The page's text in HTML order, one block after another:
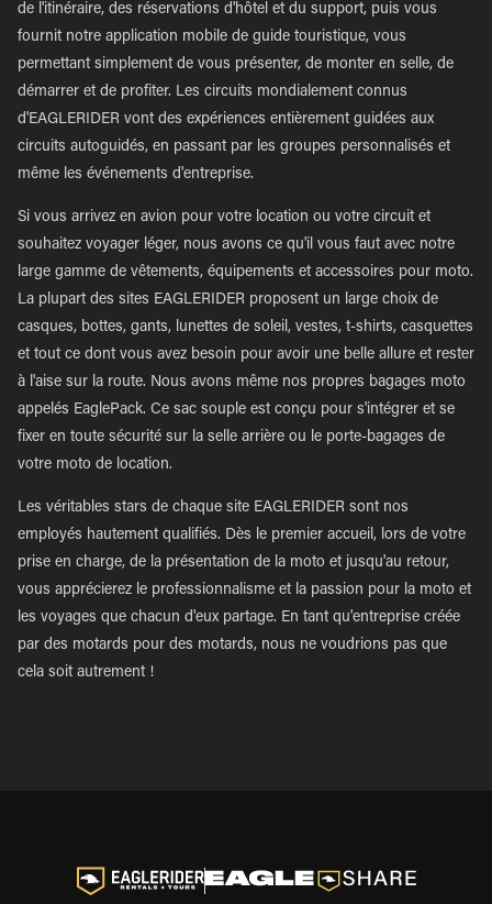
de l'itinéraire, des réservations d'hôtel et du support, puis vous
fournit notre application mobile de guide touristique, vous
permettant simplement de vous présenter, de monter en selle, de
démarrer et de profiter. Les circuits mondialement connus
d'EAGLERIDER vont des expériences entièrement guidées aux
circuits autoguidés, en passant par les groupes personnalisés et
même les événements d'entreprise.
Si vous arrivez en avion pour votre location ou votre circuit et
souhaitez voyager léger, nous avons ce qu'il vous faut avec notre
large gamme de vêtements, équipements et accessoires pour moto.
La plupart des sites EAGLERIDER proposent un large choix de
casques, bottes, gants, lunettes de soleil, vestes, t-shirts, casquettes
et tout ce dont vous avez besoin pour avoir une belle allure et rester
à l'aise sur la route. Nous avons même nos propres bagages moto
appelés EaglePack. Ce sac souple est conçu pour s'intégrer et se
fixer en toute sécurité sur la selle arrière ou le porte-bagages de
votre moto de location.
Les véritables stars de chaque site EAGLERIDER sont nos
employés hautement qualifiés. Dès le premier accueil, lors de votre
prise en charge, de la présentation de la moto et jusqu'au retour,
vous apprécierez le professionnalisme et la passion pour la moto et
les voyages que chacun d'eux partage. En tant qu'entreprise créée
par des motards pour des motards, nous ne voudrions pas que
cela soit autrement !